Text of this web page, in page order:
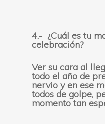
4.- ¿Cuál es tu
celebración?
Ver su cara al
todo el año de
nervio y en ese
todos de golpe,
momento tan